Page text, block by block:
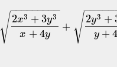
2x3 + 3y3
x + 4y
− −
−−−−−−−
√ +
2y3 +
y + 4
−−−−−
√